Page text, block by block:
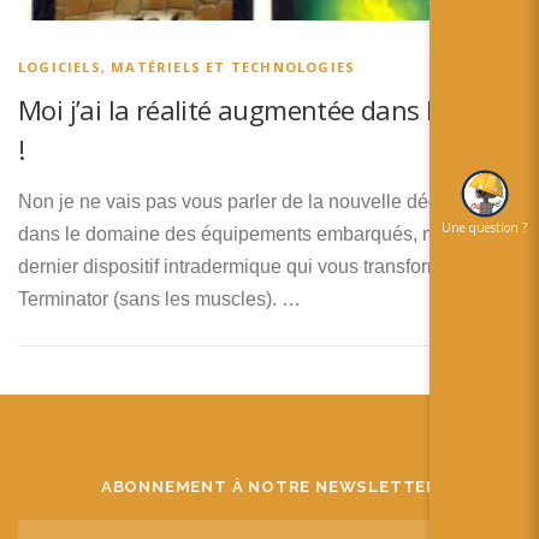
Español
LOGICIELS, MATÉRIELS ET TECHNOLOGIES
Moi j’ai la réalité augmentée dans la peau
!
Non je ne vais pas vous parler de la nouvelle découverte
dans le domaine des équipements embarqués, ni du
dernier dispositif intradermique qui vous transformera en
Terminator (sans les muscles). …
ABONNEMENT À NOTRE NEWSLETTER
Une question ?